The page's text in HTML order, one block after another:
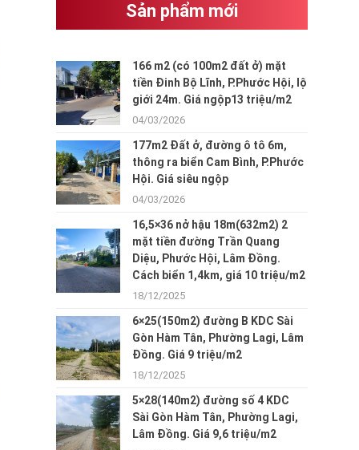
Sản phẩm mới
166 m2 (có 100m2 đất ở) mặt
tiền Đinh Bộ Lĩnh, P.Phước Hội, lộ
giới 24m. Giá ngộp13 triệu/m2
04/03/2026
177m2 Đất ở, đường ô tô 6m,
thông ra biển Cam Bình, P.Phước
Hội. Giá siêu ngộp
04/03/2026
16,5×36 nở hậu 18m(632m2) 2
mặt tiền đường Trần Quang
Diệu, Phước Hội, Lâm Đồng.
Cách biển 1,4km, giá 10 triệu/m2
18/12/2025
6×25(150m2) đường B KDC Sài
Gòn Hàm Tân, Phường Lagi, Lâm
Đồng. Giá 9 triệu/m2
18/12/2025
5×28(140m2) đường số 4 KDC
Sài Gòn Hàm Tân, Phường Lagi,
Lâm Đồng. Giá 9,6 triệu/m2